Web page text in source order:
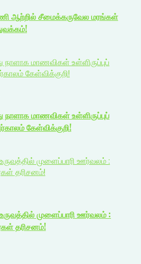
ஆற்றில் சீமைக்கருவேல மரங்கள்
நாளாக மாணவிகள் உள்ளிருப்புப்
கேள்விக்குறி!
நாளாக மாணவிகள் உள்ளிருப்புப்
கேள்விக்குறி!
முளைப்பாரி ஊர்வலம் :
தரிசனம்!
முளைப்பாரி ஊர்வலம் :
தரிசனம்!